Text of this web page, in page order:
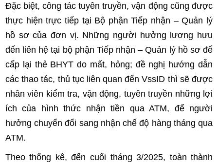
Đặc biệt, công tác tuyên truyền, vận động cũng được
thực hiện trực tiếp tại Bộ phận Tiếp nhận – Quản lý
hồ sơ của đơn vị. Những người hưởng lương hưu
đến liên hệ tại bộ phận Tiếp nhận – Quản lý hồ sơ để
cấp lại thẻ BHYT do mất, hỏng; đề nghị hướng dẫn
các thao tác, thủ tục liên quan đến VssID thì sẽ được
nhân viên kiểm tra, vận động, tuyên truyền những lợi
ích của hình thức nhận tiền qua ATM, để người
hưởng chuyển đổi sang nhận chế độ hàng tháng qua
ATM.
Theo thống kê, đến cuối tháng 3/2025, toàn thành